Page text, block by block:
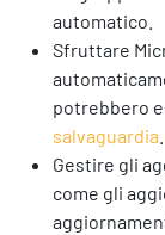
automatico.
Sfruttare
potrebbero
salvaguardia
Gestire gli
come gli